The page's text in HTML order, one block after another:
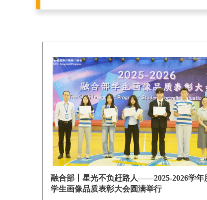
融合部丨星光不负赶路人——2025-2026学年
学生画像品质表彰大会圆满举行